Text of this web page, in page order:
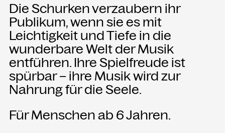
Die Schurken verzaubern ihr
Publikum, wenn sie es mit
Leichtigkeit und Tiefe in die
wunderbare Welt der Musik
entführen. Ihre Spielfreude ist
spürbar – ihre Musik wird zur
Nahrung für die Seele.
Für Menschen ab 6 Jahren.